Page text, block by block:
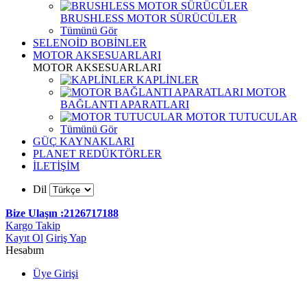
BRUSHLESS MOTOR SÜRÜCÜLER
Tümünü Gör
SELENOİD BOBİNLER
MOTOR AKSESUARLARI
MOTOR AKSESUARLARI
KAPLİNLER
MOTOR
BAĞLANTI APARATLARI
MOTOR TUTUCULAR
Tümünü Gör
GÜÇ KAYNAKLARI
PLANET REDÜKTÖRLER
İLETİŞİM
Dil
Bize Ulaşın :2126717188
Kargo Takip
Kayıt Ol Giriş Yap
Hesabım
Üye Girişi